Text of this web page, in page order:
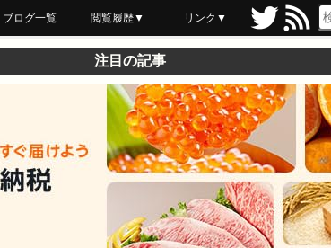
ブログ一覧 閲覧履歴▼
最近読んだ
あとで読む
ブックマーク
リンク▼
注目の記事